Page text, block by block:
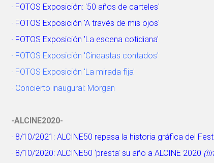
· FOTOS Exposición: '50 años de carteles'
· FOTOS Exposición 'A través de mis ojos'
· FOTOS Exposición 'La escena cotidiana'
· FOTOS Exposición 'Cineastas contados'
· FOTOS Exposición 'La mirada fija'
· Concierto inaugural: Morgan
-ALCINE2020-
· 8/10/2021: ALCINE50 repasa la historia gráfica del
· 8/10/2020: ALCINE50 ‘presta’ su año a ALCINE 2020